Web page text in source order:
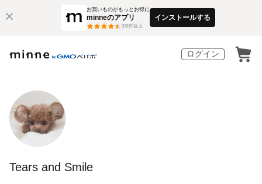
お買いものがもっとお得に
minneのアプリ
3万件以上
インストールする
ログイン
Tears and Smile